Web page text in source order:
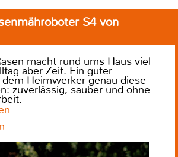
S4 von
macht rund ums Haus viel
aber Zeit. Ein guter
Heimwerker genau diese
zuverlässig, sauber und ohne